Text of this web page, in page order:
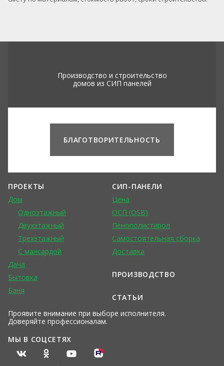
Производство и строительство
домов из СИП панелей
БЛАГОТВОРИТЕЛЬНОСТЬ
ПРОЕКТЫ
Дом
Одноэтажный
Двухэтажный
Трехэтажный
С мансардой
Дача
Бытовка
Баня
Проявите внимание при выборе исполнителя.
Доверяйте профессионалам.
СИП-ПАНЕЛИ
Цена
ОСП (OSB)
Пенополистирол
Самостоятельная сборка
Доставка
ПРОИЗВОДСТВО
СТАТЬИ
МЫ В СОЦСЕТЯХ